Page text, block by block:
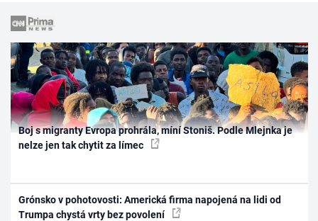
Boj s migranty Evropa prohrála, míní Stoniš. Podle Mlejnka je
nelze jen tak chytit za límec
Grónsko v pohotovosti: Americká firma napojená na lidi od
Trumpa chystá vrty bez povolení